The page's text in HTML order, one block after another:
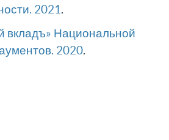
2021 .
вкладъ» Национальной
2020.